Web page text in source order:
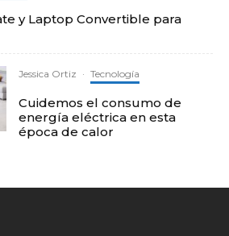
y Laptop Convertible para
Jessica Ortiz · Tecnología
Cuidemos el consumo de
energía eléctrica en esta
época de calor